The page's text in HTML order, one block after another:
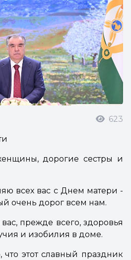
623
дорогие сестры и
всех вас с Днем матери -
очень дорог всем нам.
прежде всего, здоровья
и изобилия в доме.
этот славный праздник